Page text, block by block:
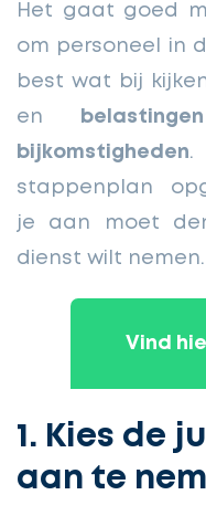
Het gaat goed
om personeel in
best wat bij
en
belastingen
bijkomstigheden.
stappenplan
je aan moet
dienst wilt nemen.
Vind
1. Kies de
aan te